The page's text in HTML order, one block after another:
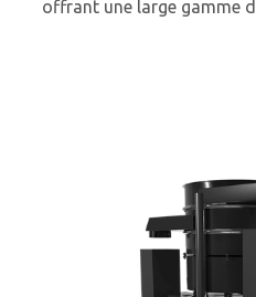
offrant une large gamme